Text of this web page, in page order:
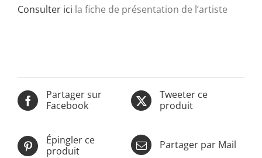
Consulter ici la fiche de présentation de l’artiste
Partager sur
Facebook
Tweeter ce
produit
Épingler ce
produit
Partager par Mail